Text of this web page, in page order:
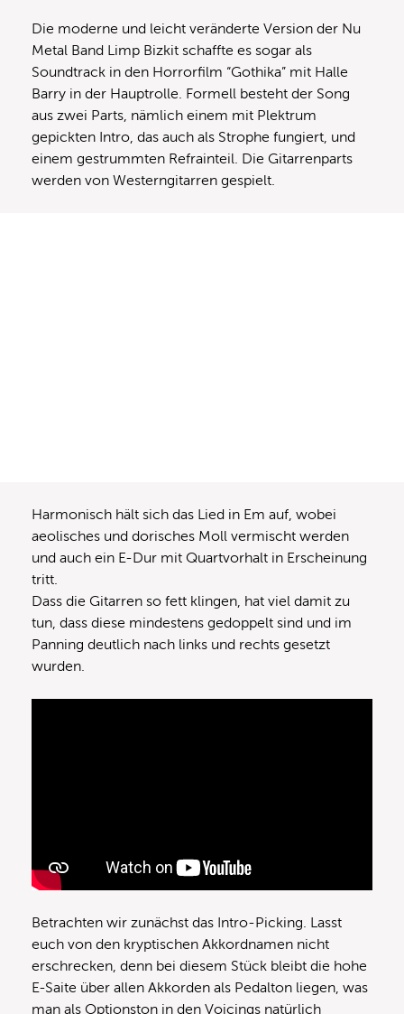
Die moderne und leicht veränderte Version der Nu
Metal Band Limp Bizkit schaffte es sogar als
Soundtrack in den Horrorfilm “Gothika” mit Halle
Barry in der Hauptrolle. Formell besteht der Song
aus zwei Parts, nämlich einem mit Plektrum
gepickten Intro, das auch als Strophe fungiert, und
einem gestrummten Refrainteil. Die Gitarrenparts
werden von Westerngitarren gespielt.
Harmonisch hält sich das Lied in Em auf, wobei
aeolisches und dorisches Moll vermischt werden
und auch ein E-Dur mit Quartvorhalt in Erscheinung
tritt.
Dass die Gitarren so fett klingen, hat viel damit zu
tun, dass diese mindestens gedoppelt sind und im
Panning deutlich nach links und rechts gesetzt
wurden.
Betrachten wir zunächst das Intro-Picking. Lasst
euch von den kryptischen Akkordnamen nicht
erschrecken, denn bei diesem Stück bleibt die hohe
E-Saite über allen Akkorden als Pedalton liegen, was
man als Optionston in den Voicings natürlich